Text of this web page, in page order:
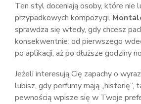
Ten styl doceniają osoby, które nie
przypadkowych kompozycji.
sprawdza się wtedy, gdy chcesz
konsekwentnie: od pierwszego
po aplikacji, aż po dłuższe godziny
Jeżeli interesują Cię zapachy o
lubisz, gdy perfumy mają „historię”,
pewnością wpisze się w Twoje